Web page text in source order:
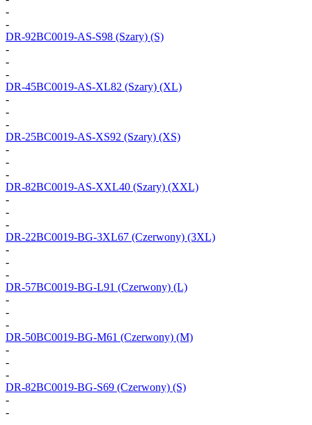
-
-
DR-92BC0019-AS-S98 (Szary) (S)
-
-
-
DR-45BC0019-AS-XL82 (Szary) (XL)
-
-
-
DR-25BC0019-AS-XS92 (Szary) (XS)
-
-
-
DR-82BC0019-AS-XXL40 (Szary) (XXL)
-
-
-
DR-22BC0019-BG-3XL67 (Czerwony) (3XL)
-
-
-
DR-57BC0019-BG-L91 (Czerwony) (L)
-
-
-
DR-50BC0019-BG-M61 (Czerwony) (M)
-
-
-
DR-82BC0019-BG-S69 (Czerwony) (S)
-
-